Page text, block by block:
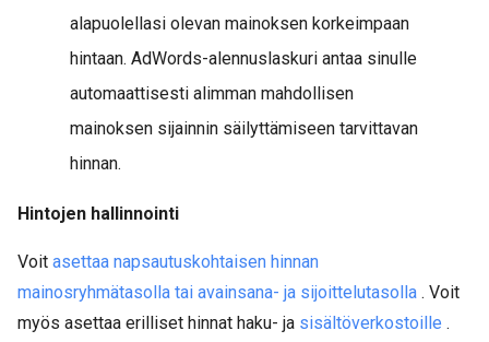
alapuolellasi olevan mainoksen korkeimpaan
hintaan. AdWords-alennuslaskuri antaa sinulle
automaattisesti alimman mahdollisen
mainoksen sijainnin säilyttämiseen tarvittavan
hinnan.
Hintojen hallinnointi
Voit asettaa napsautuskohtaisen hinnan
mainosryhmätasolla tai avainsana- ja sijoittelutasolla . Voit
myös asettaa erilliset hinnat haku- ja sisältöverkostoille .